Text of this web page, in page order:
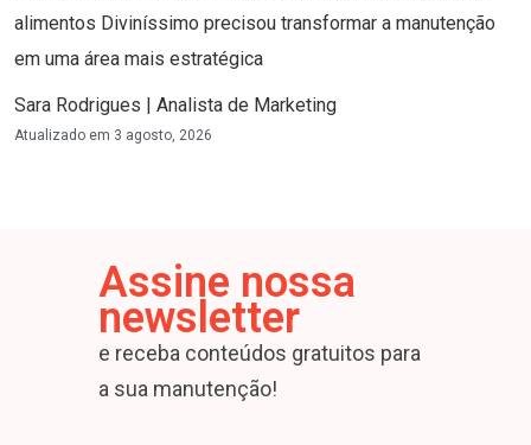
alimentos Diviníssimo precisou transformar a manutenção
em uma área mais estratégica
Sara Rodrigues | Analista de Marketing
Atualizado em 3 agosto, 2026
Assine nossa
newsletter
e receba conteúdos gratuitos para
a sua manutenção!